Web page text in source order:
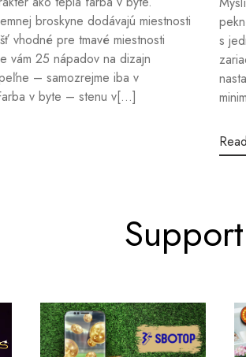
broskyne dodávajú miestnosti
vhodné pre tmavé miestnosti
vám 25 nápadov na dizajn
– samozrejme iba v
v byte – stenu v[...]
s